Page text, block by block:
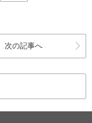
次の記事へ